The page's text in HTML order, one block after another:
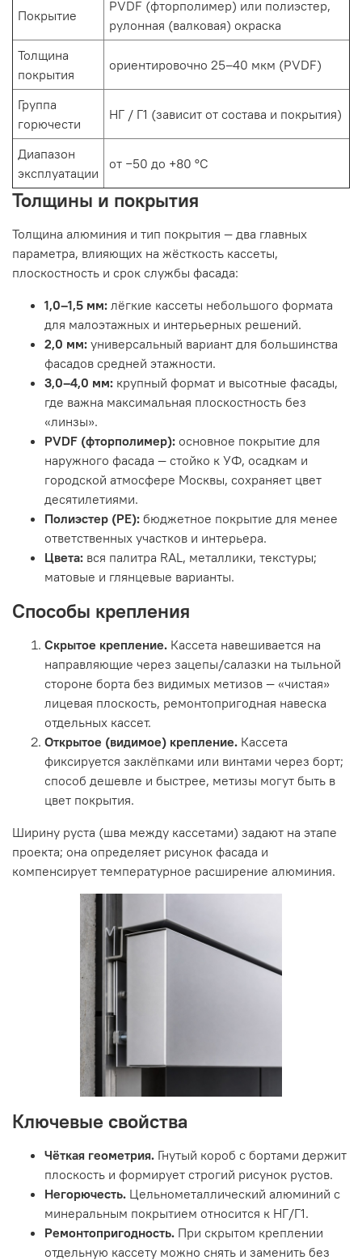
Покрытие
PVDF (фторполимер) или полиэстер,
рулонная (валковая) окраска
Толщина
покрытия
ориентировочно 25–40 мкм (PVDF)
Группа
горючести
НГ / Г1 (зависит от состава и покрытия)
Диапазон
эксплуатации
от −50 до +80 °C
Толщины и покрытия
Толщина алюминия и тип покрытия — два главных
параметра, влияющих на жёсткость кассеты,
плоскостность и срок службы фасада:
1,0–1,5 мм: лёгкие кассеты небольшого формата
для малоэтажных и интерьерных решений.
2,0 мм: универсальный вариант для большинства
фасадов средней этажности.
3,0–4,0 мм: крупный формат и высотные фасады,
где важна максимальная плоскостность без
«линзы».
PVDF (фторполимер): основное покрытие для
наружного фасада — стойко к УФ, осадкам и
городской атмосфере Москвы, сохраняет цвет
десятилетиями.
Полиэстер (PE): бюджетное покрытие для менее
ответственных участков и интерьера.
Цвета: вся палитра RAL, металлики, текстуры;
матовые и глянцевые варианты.
Способы крепления
Скрытое крепление. Кассета навешивается на
направляющие через зацепы/салазки на тыльной
стороне борта без видимых метизов — «чистая»
лицевая плоскость, ремонтопригодная навеска
отдельных кассет.
Открытое (видимое) крепление. Кассета
фиксируется заклёпками или винтами через борт;
способ дешевле и быстрее, метизы могут быть в
цвет покрытия.
Ширину руста (шва между кассетами) задают на этапе
проекта; она определяет рисунок фасада и
компенсирует температурное расширение алюминия.
Ключевые свойства
Чёткая геометрия. Гнутый короб с бортами держит
плоскость и формирует строгий рисунок рустов.
Негорючесть. Цельнометаллический алюминий с
минеральным покрытием относится к НГ/Г1.
Ремонтопригодность. При скрытом креплении
отдельную кассету можно снять и заменить без